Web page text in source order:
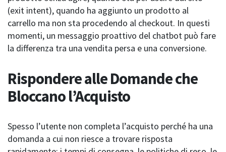
(exit intent), quando ha aggiunto un prodotto al
carrello ma non sta procedendo al checkout. In questi
momenti, un messaggio proattivo del chatbot può fare
la differenza tra una vendita persa e una conversione.
Rispondere alle Domande che
Bloccano l’Acquisto
Spesso l’utente non completa l’acquisto perché ha una
domanda a cui non riesce a trovare risposta